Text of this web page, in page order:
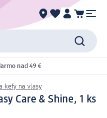
nad 49 €
kefy na vlasy
Care & Shine, 1 ks